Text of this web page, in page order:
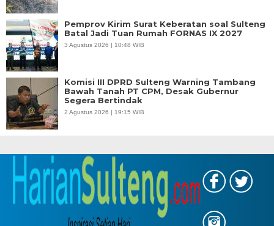
Pemprov Kirim Surat Keberatan soal Sulteng
Batal Jadi Tuan Rumah FORNAS IX 2027
3 Agustus 2026 | 10:48 WIB
Komisi III DPRD Sulteng Warning Tambang
Bawah Tanah PT CPM, Desak Gubernur
Segera Bertindak
2 Agustus 2026 | 19:15 WIB